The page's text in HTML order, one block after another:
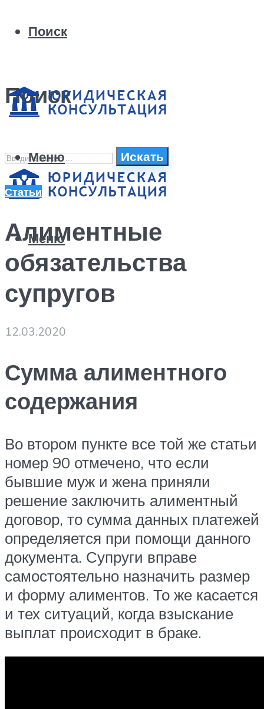
Поиск
Поиск
Искать
Меню
Меню
Статьи
Алиментные
обязательства
супругов
12.03.2020
Сумма алиментного
содержания
Во втором пункте все той же статьи
номер 90 отмечено, что если
бывшие муж и жена приняли
решение заключить алиментный
договор, то сумма данных платежей
определяется при помощи данного
документа. Супруги вправе
самостоятельно назначить размер
и форму алиментов. То же касается
и тех ситуаций, когда взыскание
выплат происходит в браке.